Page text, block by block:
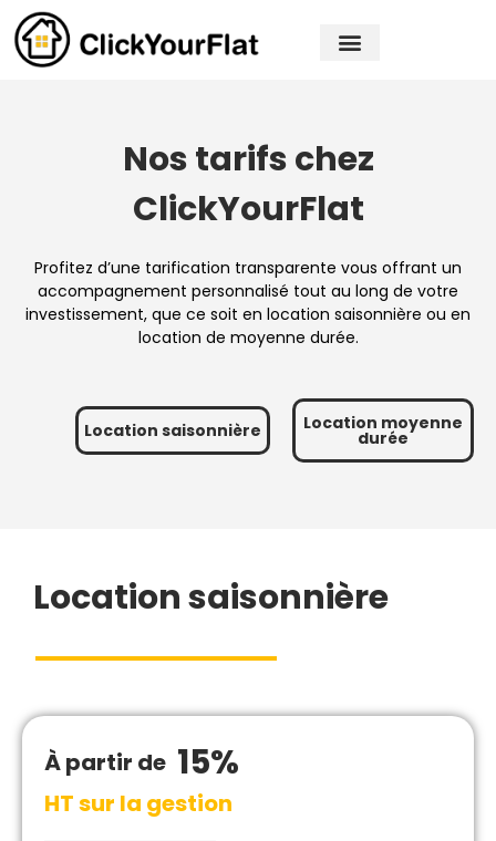
Nos tarifs chez
ClickYourFlat
Profitez d’une tarification transparente vous offrant un
accompagnement personnalisé tout au long de votre
investissement, que ce soit en location saisonnière ou en
location de moyenne durée.
Location saisonnière Location moyenne
durée
Location saisonnière
À partir de 15%
HT sur la gestion